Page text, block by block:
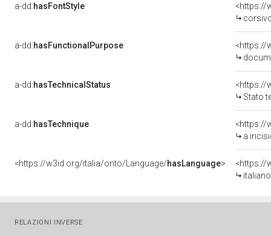
a-dd:hasFontStyle
<https://
a-dd:hasFunctionalPurpose
<https://
a-dd:hasTechnicalStatus
Stato
a-dd:hasTechnique
<https://
a
<https://w3id.org/italia/onto/Language/hasLanguage>
<https://
italiano
RELAZIONI INVERSE